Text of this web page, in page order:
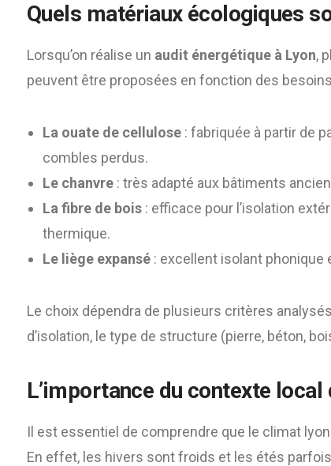
Quels matériaux écologiques
Lorsqu’on réalise un audit énergétique à Lyon,
peuvent être proposées en fonction des
La ouate de cellulose : fabriquée à partir de
combles perdus.
Le chanvre : très adapté aux bâtiments
La fibre de bois : efficace pour l’isolation
thermique.
Le liège expansé : excellent isolant phonique
Le choix dépendra de plusieurs critères
d’isolation, le type de structure (pierre, béton,
L’importance du contexte
Il est essentiel de comprendre que le climat
En effet, les hivers sont froids et les étés